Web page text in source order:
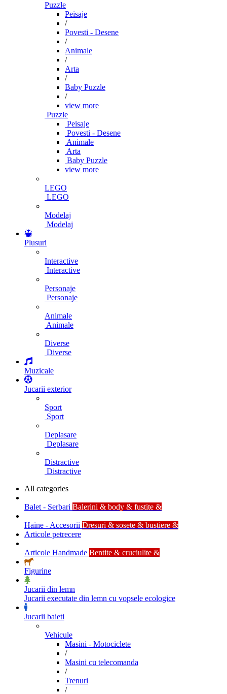
Puzzle
Peisaje
/
Povesti - Desene
/
Animale
/
Arta
/
Baby Puzzle
/
view more
Puzzle
Peisaje
Povesti - Desene
Animale
Arta
Baby Puzzle
view more
LEGO
LEGO
Modelaj
Modelaj
Plusuri
Interactive
Interactive
Personaje
Personaje
Animale
Animale
Diverse
Diverse
Muzicale
Jucarii exterior
Sport
Sport
Deplasare
Deplasare
Distractive
Distractive
All categories
Balet - Serbari Balerini & body & fustite &
Haine - Accesorii Dresuri & sosete & bustiere &
Articole petrecere
Articole Handmade Bentite & cruciulite &
Figurine
Jucarii din lemn
Jucarii executate din lemn cu vopsele ecologice
Jucarii baieti
Vehicule
Masini - Motociclete
/
Masini cu telecomanda
/
Trenuri
/